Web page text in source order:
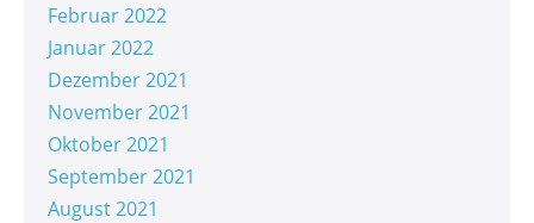
Februar 2022
Januar 2022
Dezember 2021
November 2021
Oktober 2021
September 2021
August 2021